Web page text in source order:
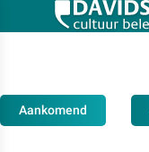
Aankomend